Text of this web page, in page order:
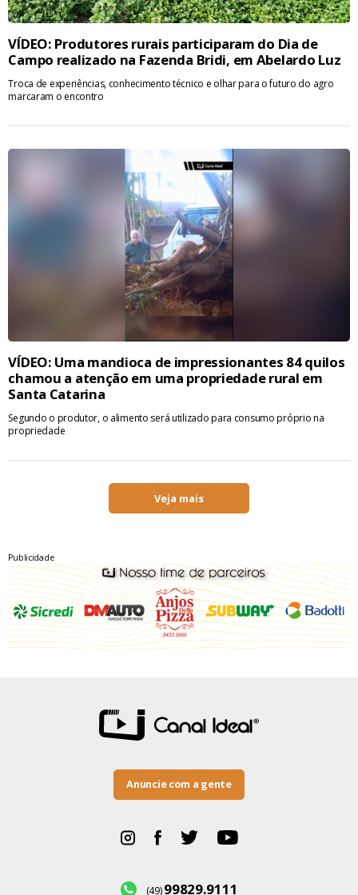
VÍDEO: Produtores rurais participaram do Dia de
Campo realizado na Fazenda Bridi, em Abelardo Luz
Troca de experiências, conhecimento técnico e olhar para o futuro do agro
marcaram o encontro
VÍDEO: Uma mandioca de impressionantes 84 quilos
chamou a atenção em uma propriedade rural em
Santa Catarina
Segundo o produtor, o alimento será utilizado para consumo próprio na
propriedade
Veja mais
Publicidade
Anuncie com a gente
(49)99829.9111